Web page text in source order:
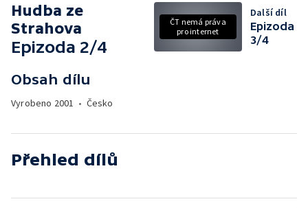
Hudba ze
Strahova
Epizoda 2/4
Obsah dílu
Vyrobeno 2001 • Česko
ČT nemá práva
pro internet
Další díl
Epizoda
3/4
Přehled dílů